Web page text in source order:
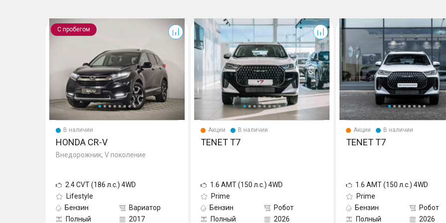
С пробегом
CR-V
В наличии
HONDA CR-V
Внедорожник, V поколение
2.4 CVT (186 л.с.) 4WD
Lifestyle
Бензин
Вариатор
Полный
2017
T7
Акции В наличии
TENET T7
1.6 AMT (150 л.с.) 4WD
Prime
Бензин
Робот
Полный
2026
Акции В наличии
TENET T7
1.6 AMT (150 л.с.) 4WD
Prime
Бензин
Робот
Полный
2026